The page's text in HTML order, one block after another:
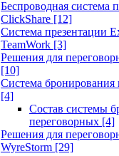
Беспроводная система
ClickShare [12]
Система презентации
TeamWork [3]
Решения для
[10]
Система бронирования
[4]
Состав системы
переговорных [4]
Решения для
WyreStorm [29]